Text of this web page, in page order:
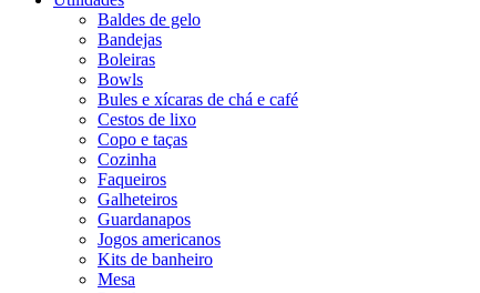
Baldes de gelo
Bandejas
Boleiras
Bowls
Bules e xícaras de chá e café
Cestos de lixo
Copo e taças
Cozinha
Faqueiros
Galheteiros
Guardanapos
Jogos americanos
Kits de banheiro
Mesa